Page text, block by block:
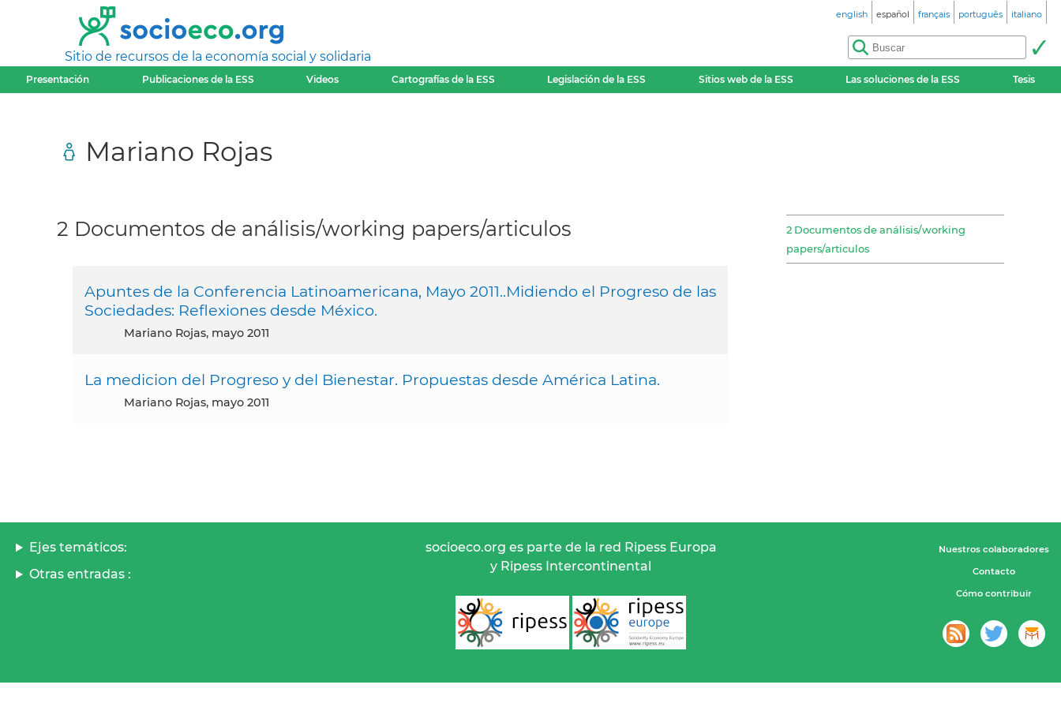
Sitio de recursos de la economía social y solidaria
english español français português italiano
Presentación Publicaciones de la ESS Videos Cartografías de la ESS Legislación de la ESS Sitios web de la ESS Las soluciones de la ESS Tesis
Mariano Rojas
2 Documentos de análisis/working
papers/articulos
2 Documentos de análisis/working papers/articulos
Apuntes de la Conferencia Latinoamericana, Mayo 2011..Midiendo el Progreso de las
Sociedades: Reflexiones desde México.
Mariano Rojas, mayo 2011
La medicion del Progreso y del Bienestar. Propuestas desde América Latina.
Mariano Rojas, mayo 2011
Ejes temáticos:
Otras entradas :
socioeco.org es parte de la red Ripess Europa
y Ripess Intercontinental
Nuestros colaboradores
Contacto
Cómo contribuir